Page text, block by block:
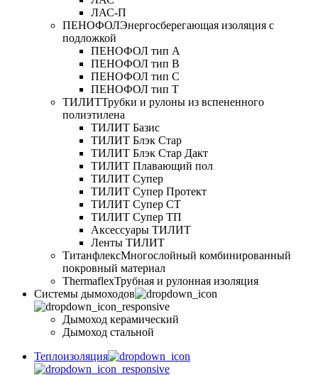
ЛАС-П
ПЕНОФОЛЭнергосберегающая изоляция с
подложкой
ПЕНОФОЛ тип А
ПЕНОФОЛ тип B
ПЕНОФОЛ тип C
ПЕНОФОЛ тип T
ТИЛИТТрубки и рулоны из вспененного
полиэтилена
ТИЛИТ Базис
ТИЛИТ Блэк Стар
ТИЛИТ Блэк Стар Дакт
ТИЛИТ Плавающий пол
ТИЛИТ Супер
ТИЛИТ Супер Протект
ТИЛИТ Супер СТ
ТИЛИТ Супер ТП
Аксессуары ТИЛИТ
Ленты ТИЛИТ
ТитанфлексМногослойный комбинированный
покровный материал
ThermaflexТрубная и рулонная изоляция
Cистемы дымоходов
Дымоход керамический
Дымоход стальной
Теплоизоляция